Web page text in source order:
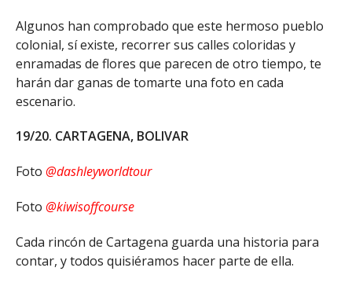
Algunos han comprobado que este hermoso pueblo
colonial, sí existe, recorrer sus calles coloridas y
enramadas de flores que parecen de otro tiempo, te
harán dar ganas de tomarte una foto en cada
escenario.
19/20. CARTAGENA, BOLIVAR
Foto @dashleyworldtour
Foto @kiwisoffcourse
Cada rincón de Cartagena guarda una historia para
contar, y todos quisiéramos hacer parte de ella.